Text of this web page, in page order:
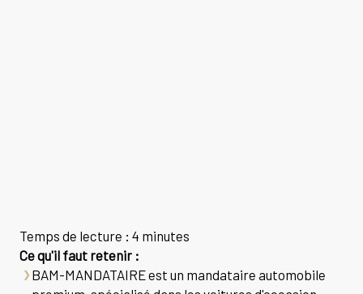
Temps de lecture : 4 minutes
Ce qu'il faut retenir :
BAM-MANDATAIRE est un mandataire automobile